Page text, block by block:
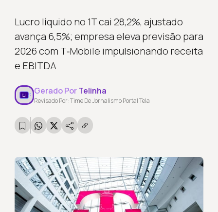
Lucro líquido no 1T cai 28,2%, ajustado
avança 6,5%; empresa eleva previsão para
2026 com T‑Mobile impulsionando receita
e EBITDA
Gerado PorTelinha
Revisado Por: Time De Jornalismo Portal Tela